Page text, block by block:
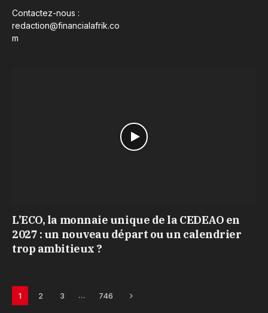
Contactez-nous :
redaction@financialafrik.co
m
L’ECO, la monnaie unique de la CEDEAO en
2027 : un nouveau départ ou un calendrier
trop ambitieux ?
1 2 3 … 746 Next